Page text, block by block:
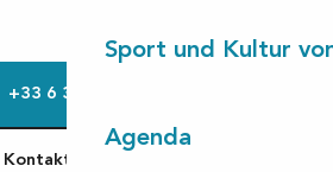
Sport und Kultur
Agenda
+33 6 30 36 64
Kontaktieren Sie uns